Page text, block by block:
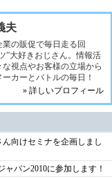
夫
業の販促で毎日走る回
”大好きおじさん。情報活
な視点やお客様の立場から
ーカーとバトルの毎日！
» 詳しいプロフィール
向けセミナを企画しまし
ャパン2010に参加します！